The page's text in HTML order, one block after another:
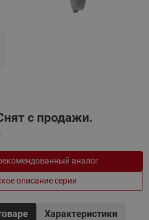
с продажи.
аналог
описание серии
Характеристики